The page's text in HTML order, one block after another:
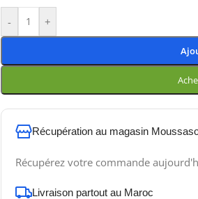
- +
Récupération au magasin
Récupérez votre commande
Livraison partout au Maroc